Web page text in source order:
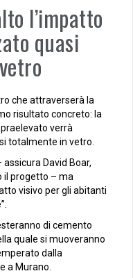
l’impatto
quasi
che attraverserà la
risultato concreto: la
verrà
totalmente in vetro.
David Boar,
il progetto – ma
visivo per gli abitanti
di cemento
quale si muoveranno
dalla
a Murano.